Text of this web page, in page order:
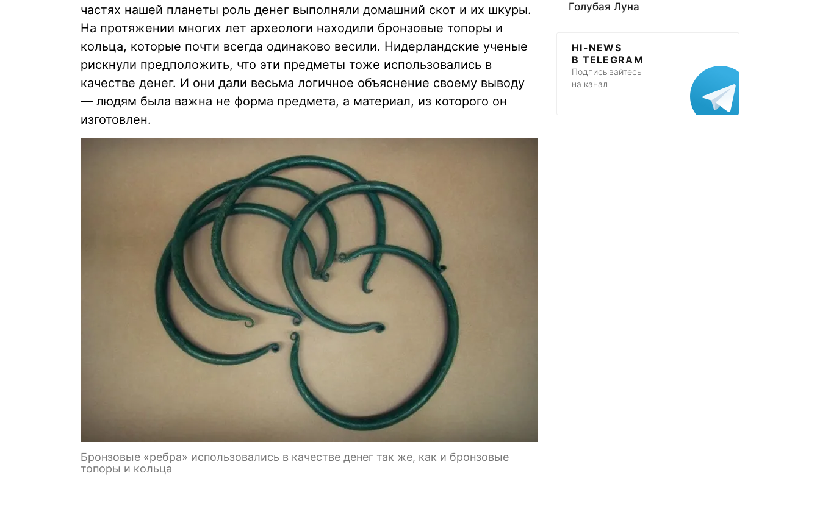
частях нашей планеты роль денег выполняли домашний скот и их шкуры.
На протяжении многих лет археологи находили бронзовые топоры и
кольца, которые почти всегда одинаково весили. Нидерландские ученые
рискнули предположить, что эти предметы тоже использовались в
качестве денег. И они дали весьма логичное объяснение своему выводу
— людям была важна не форма предмета, а материал, из которого он
изготовлен.
Бронзовые «ребра» использовались в качестве денег так же, как и бронзовые
топоры и кольца
Голубая Луна
HI-NEWS
В TELEGRAM
Подписывайтесь
на канал